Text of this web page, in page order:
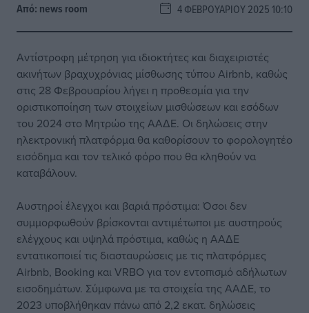
Από: news room 4 ΦΕΒΡΟΥΑΡΊΟΥ 2025 10:10
Αντίστροφη μέτρηση για ιδιοκτήτες και διαχειριστές
ακινήτων βραχυχρόνιας μίσθωσης τύπου Airbnb, καθώς
στις 28 Φεβρουαρίου λήγει η προθεσμία για την
οριστικοποίηση των στοιχείων μισθώσεων και εσόδων
του 2024 στο Μητρώο της ΑΑΔΕ. Οι δηλώσεις στην
ηλεκτρονική πλατφόρμα θα καθορίσουν το φορολογητέο
εισόδημα και τον τελικό φόρο που θα κληθούν να
καταβάλουν.
Αυστηροί έλεγχοι και βαριά πρόστιμα: Όσοι δεν
συμμορφωθούν βρίσκονται αντιμέτωποι με αυστηρούς
ελέγχους και υψηλά πρόστιμα, καθώς η ΑΑΔΕ
εντατικοποιεί τις διασταυρώσεις με τις πλατφόρμες
Airbnb, Booking και VRBO για τον εντοπισμό αδήλωτων
εισοδημάτων. Σύμφωνα με τα στοιχεία της ΑΑΔΕ, το
2023 υποβλήθηκαν πάνω από 2,2 εκατ. δηλώσεις